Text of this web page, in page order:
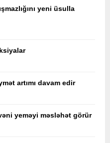
yeni üsulla
artımı davam edir
yeməyi məsləhət görür